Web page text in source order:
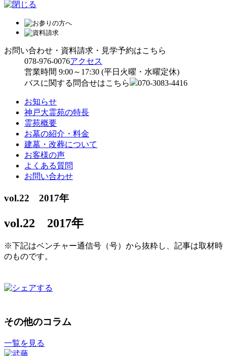
お問い合わせ・資料請求・見学予約はこちら
078-976-0076アクセス
営業時間 9:00～17:30 (平日火曜・水曜定休)
バスに関する問合せはこちら
070-3083-4416
お知らせ
神戸大霊苑の特長
霊苑概要
お墓の紹介・料金
建墓・改葬について
お客様の声
よくある質問
お問い合わせ
vol.22 2017年
vol.22 2017年
※下記はベンチャー通信号（号）から抜粋し、記事は取材時
のものです。
その他のコラム
一覧を見る